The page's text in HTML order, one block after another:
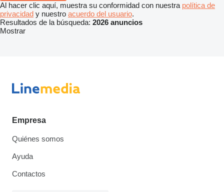
Al hacer clic aquí, muestra su conformidad con nuestra política de
privacidad y nuestro acuerdo del usuario.
Resultados de la búsqueda: 2026 anuncios
Mostrar
Empresa
Quiénes somos
Ayuda
Contactos